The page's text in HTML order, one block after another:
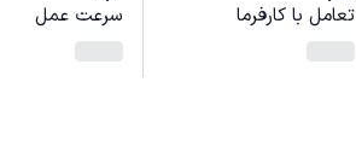
تعامل با کارفرما سرعت عمل